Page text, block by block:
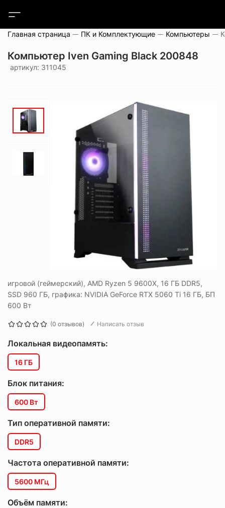
Главная страница ПК и Комплектующие Компьютеры
Компьютер Iven Gaming Black 200848
артикул: 311045
игровой (геймерский), AMD Ryzen 5 9600X, 16 ГБ DDR5,
SSD 960 ГБ, графика: NVIDIA GeForce RTX 5060 Ti 16 ГБ, БП
600 Вт
(0 отзывов) Написать отзыв
Локальная видеопамять:
16 ГБ
Блок питания:
600 Вт
Тип оперативной памяти:
DDR5
Частота оперативной памяти:
5600 МГц
Объём памяти: